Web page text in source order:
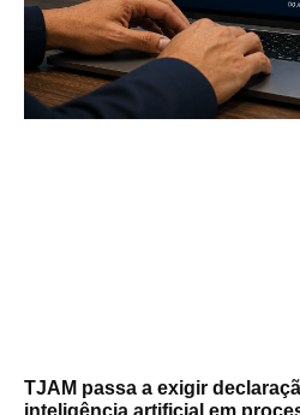
TJAM passa a exigir
inteligência artificial em